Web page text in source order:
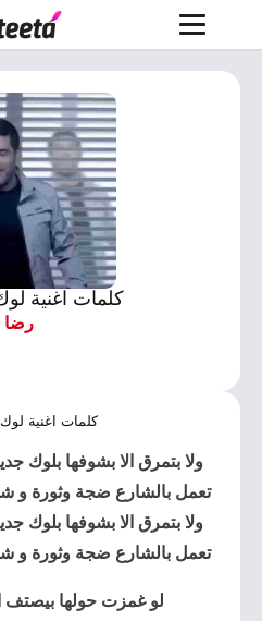
كلمات اغنية
رضا
كلمات اغنية
ولا بتمرق الا بشوفها بلوك
تعمل بالشارع ضجة وثورة و
ولا بتمرق الا بشوفها بلوك
تعمل بالشارع ضجة وثورة و
لو غمزت حولها بيصتف